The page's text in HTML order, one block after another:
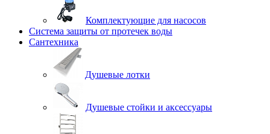
Комплектующие для насосов
Система защиты от протечек воды
Сантехника
Душевые лотки
Душевые стойки и аксессуары